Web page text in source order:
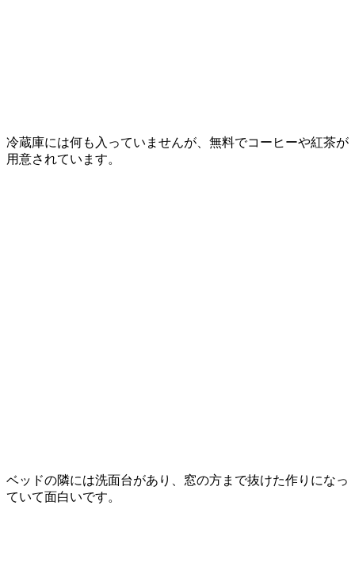
冷蔵庫には何も入っていませんが、無料でコーヒーや紅茶が
用意されています。
ベッドの隣には洗面台があり、窓の方まで抜けた作りになっ
ていて面白いです。